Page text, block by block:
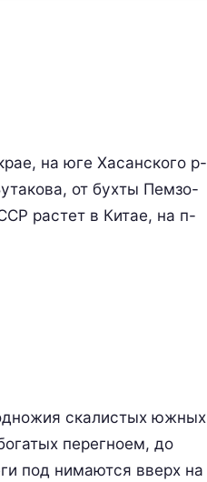
на юге Хасанского р-
от бухты Пемзо-
растет в Китае, на п-
скалистых южных
перегноем, до
под нимаются вверх на